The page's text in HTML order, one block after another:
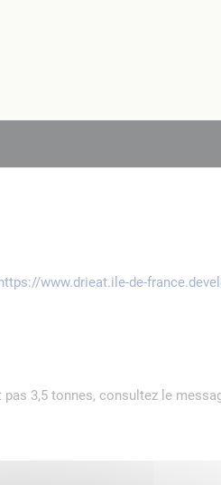
www.drieat.ile-de-
3,5 tonnes, consultez le